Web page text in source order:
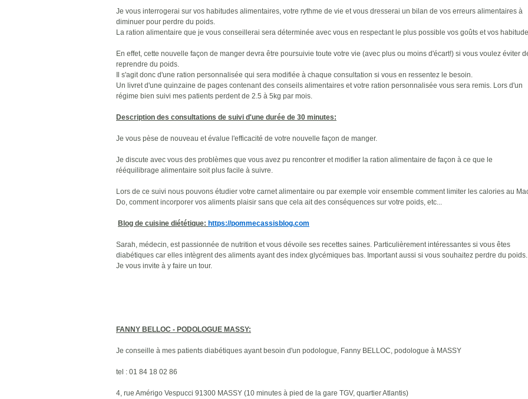
Je vous interrogerai sur vos habitudes alimentaires, votre rythme de vie et vous dresserai un bilan de vos erreurs alimentaires à
diminuer pour perdre du poids.
La ration alimentaire que je vous conseillerai sera déterminée avec vous en respectant le plus possible vos goûts et vos
En effet, cette nouvelle façon de manger devra être poursuivie toute votre vie (avec plus ou moins d'écart!) si vous voulez éviter
reprendre du poids.
Il s'agit donc d'une ration personnalisée qui sera modifiée à chaque consultation si vous en ressentez le besoin.
Un livret d'une quinzaine de pages contenant des conseils alimentaires et votre ration personnalisée vous sera remis. Lors d'un
régime bien suivi mes patients perdent de 2.5 à 5kg par mois.
Description des consultations de suivi d'une durée de 30 minutes:
Je vous pèse de nouveau et évalue l'efficacité de votre nouvelle façon de manger.
Je discute avec vous des problèmes que vous avez pu rencontrer et modifier la ration alimentaire de façon à ce que le
rééquilibrage alimentaire soit plus facile à suivre.
Lors de ce suivi nous pouvons étudier votre carnet alimentaire ou par exemple voir ensemble comment limiter les calories au
Do, comment incorporer vos aliments plaisir sans que cela ait des conséquences sur votre poids, etc...
Blog de cuisine diététique: https://pommecassisblog.com
Sarah, médecin, est passionnée de nutrition et vous dévoile ses recettes saines. Particulièrement intéressantes si vous êtes
diabétiques car elles intègrent des aliments ayant des index glycémiques bas. Important aussi si vous souhaitez perdre du poids.
Je vous invite à y faire un tour.
FANNY BELLOC - PODOLOGUE MASSY:
Je conseille à mes patients diabétiques ayant besoin d'un podologue, Fanny BELLOC, podologue à MASSY
tel : 01 84 18 02 86
4, rue Amérigo Vespucci 91300 MASSY (10 minutes à pied de la gare TGV, quartier Atlantis)